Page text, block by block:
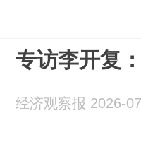
专访李开复
经济观察报 2026-